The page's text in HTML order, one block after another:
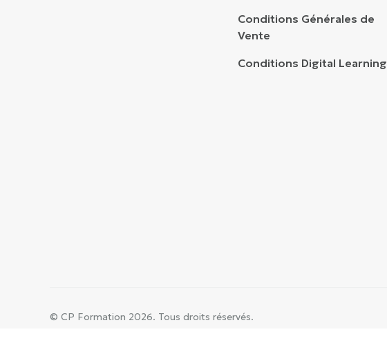
Conditions Générales de
Vente
Conditions Digital Learning
© CP Formation 2026. Tous droits réservés.